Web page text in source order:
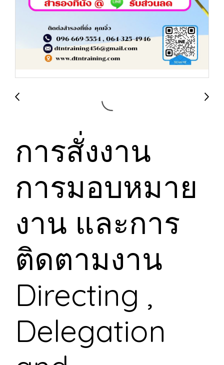
การสั่งงาน
การมอบหมาย
งาน และการ
ติดตามงาน
Directing ,
Delegation